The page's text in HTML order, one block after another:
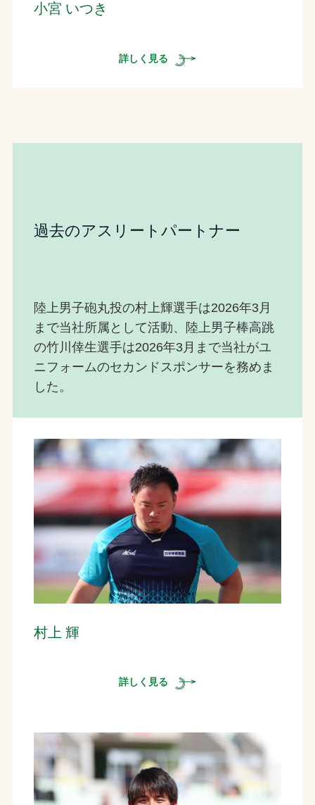
小宮 いつき
詳しく見る
過去のアスリートパートナー
陸上男子砲丸投の村上輝選手は2026年3月
まで当社所属として活動、陸上男子棒高跳
の竹川倖生選手は2026年3月まで当社がユ
ニフォームのセカンドスポンサーを務めま
した。
村上 輝
詳しく見る